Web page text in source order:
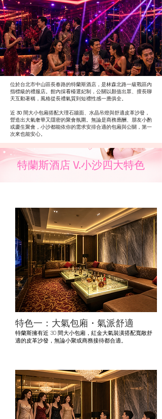
位於台北市中山區長春路的特蘭斯酒店，是林森北路一級戰區內
指標級的禮服店。館內採看檯選妃制，公關以顏值出眾、擅長聊
天互動著稱，風格從長禮氣質到短禮性感一應俱全。
近 30 間大小包廂搭配大理石牆面、水晶吊燈與舒適皮革沙發，
營造出大氣奢華又隱密的聚會氛圍。無論是商務應酬、朋友小酌
或慶生聚會，小沙都能依你的需求安排合適的包廂與公關，第一
次來也能安心。
特蘭斯酒店 V.小沙四大特色
特色一：大氣包廂・氣派舒適
特蘭斯擁有近 30 間大小包廂，紅金大氣裝潢搭配寬敞舒
適的皮革沙發，無論小聚或商務接待都合適。